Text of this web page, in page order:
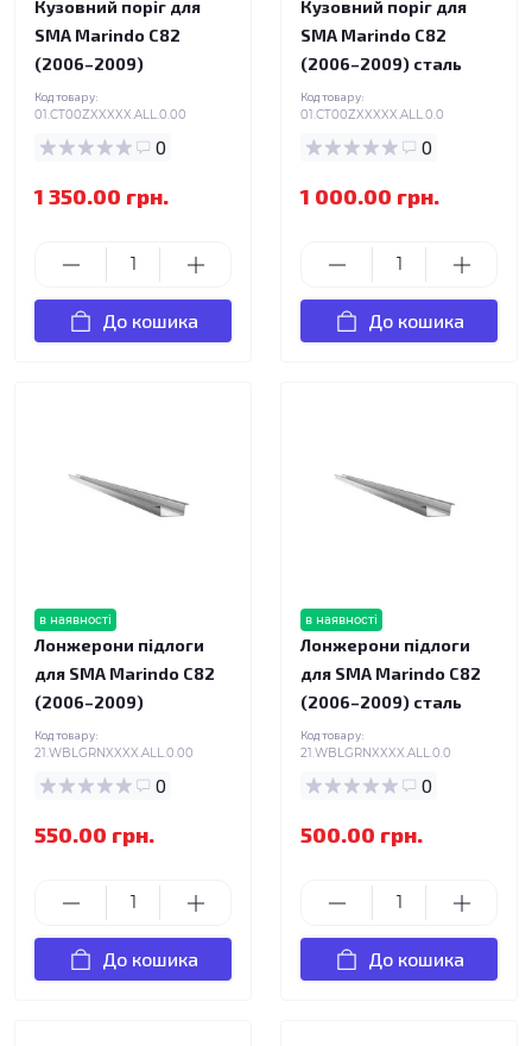
Кузовний поріг для
SMA Marindo C82
(2006–2009)
Код товару:
01.CT00ZXXXXX.ALL.0.00
0
1 350.00 грн.
До кошика
Кузовний поріг для
SMA Marindo C82
(2006–2009) сталь
Код товару:
01.CT00ZXXXXX.ALL.0.0
0
1 000.00 грн.
До кошика
в наявності
Лонжерони підлоги
для SMA Marindo C82
(2006–2009)
Код товару:
21.WBLGRNXXXX.ALL.0.00
0
550.00 грн.
До кошика
в наявності
Лонжерони підлоги
для SMA Marindo C82
(2006–2009) сталь
Код товару:
21.WBLGRNXXXX.ALL.0.0
0
500.00 грн.
До кошика